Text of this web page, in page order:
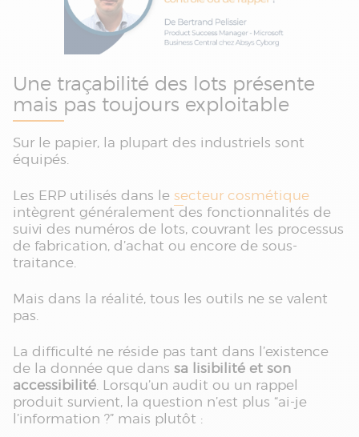
Une traçabilité des lots présente
mais pas toujours exploitable
Sur le papier, la plupart des industriels sont
équipés.
Les ERP utilisés dans le secteur cosmétique
intègrent généralement des fonctionnalités de
suivi des numéros de lots, couvrant les processus
de fabrication, d’achat ou encore de sous-
traitance.
Mais dans la réalité, tous les outils ne se valent
pas.
La difficulté ne réside pas tant dans l’existence
de la donnée que dans sa lisibilité et son
accessibilité. Lorsqu’un audit ou un rappel
produit survient, la question n’est plus “ai-je
l’information ?” mais plutôt :